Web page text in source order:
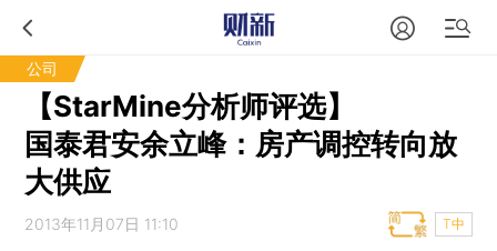
公司
【StarMine分析师评选】
国泰君安余立峰：房产调控转向放
大供应
2013年11月07日 11:10 T中